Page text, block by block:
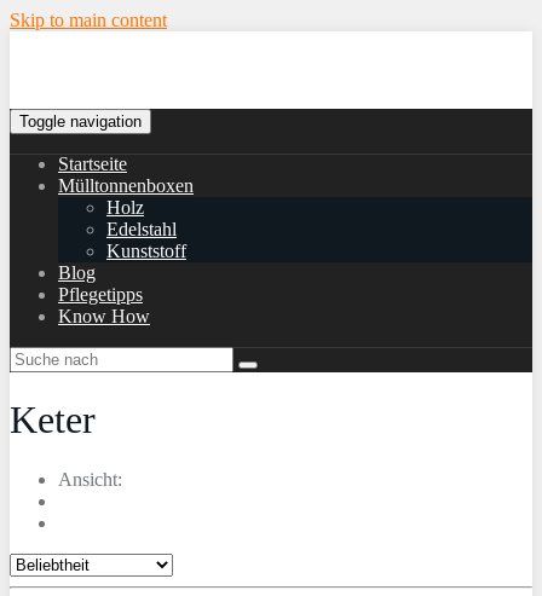
Skip to main content
Toggle navigation
Startseite
Mülltonnenboxen
Holz
Edelstahl
Kunststoff
Blog
Pflegetipps
Know How
Keter
Ansicht: